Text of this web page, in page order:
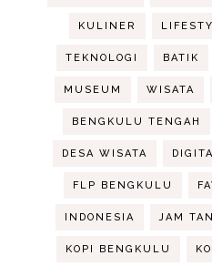
KULINER
TEKNOLOGI BATIK
MUSEUM WISATA
BENGKULU TENGAH
DESA WISATA
FLP BENGKULU
INDONESIA JAM
KOPI BENGKULU